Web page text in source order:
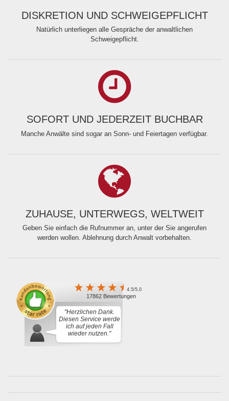
DISKRETION UND SCHWEIGEPFLICHT
Natürlich unterliegen alle Gespräche der anwaltlichen
Schweigepflicht.
SOFORT UND JEDERZEIT BUCHBAR
Manche Anwälte sind sogar an Sonn- und Feiertagen verfügbar.
ZUHAUSE, UNTERWEGS, WELTWEIT
Geben Sie einfach die Rufnummer an, unter der Sie angerufen
werden wollen. Ablehnung durch Anwalt vorbehalten.
4.5/5.0
17862 Bewertungen
"Herzlichen Dank.
Diesen Service werde
ich auf jeden Fall
wieder nutzen."